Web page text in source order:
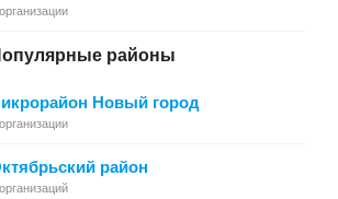
районы
Новый город
район